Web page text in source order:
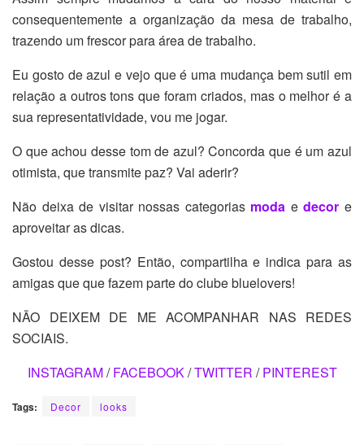
consequentemente a organização da mesa de trabalho,
trazendo um frescor para área de trabalho.
Eu gosto de azul e vejo que é uma mudança bem sutil em
relação a outros tons que foram criados, mas o melhor é a
sua representatividade, vou me jogar.
O que achou desse tom de azul? Concorda que é um azul
otimista, que transmite paz? Vai aderir?
Não deixa de visitar nossas categorias moda edecor e
aproveitar as dicas.
Gostou desse post? Então, compartilha e indica para as
amigas que que fazem parte do clube bluelovers!
NÃO DEIXEM DE ME ACOMPANHAR NAS REDES
SOCIAIS.
INSTAGRAM/FACEBOOK/TWITTER /PINTEREST
Tags: Decor looks